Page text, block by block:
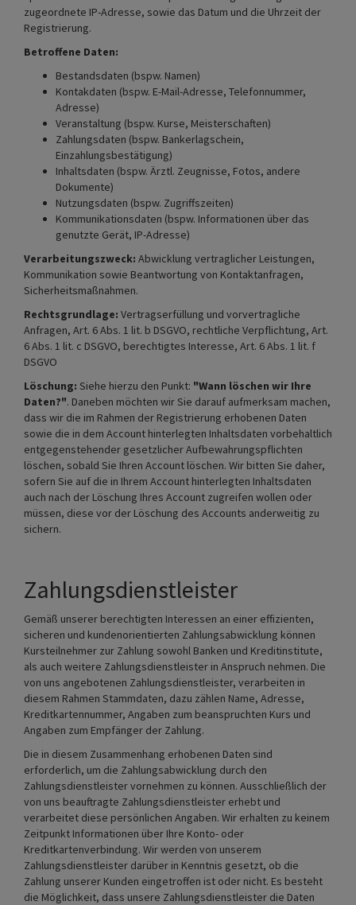
zugeordnete IP-Adresse, sowie das Datum und die Uhrzeit der
Registrierung.
Betroffene Daten:
Bestandsdaten (bspw. Namen)
Kontakdaten (bspw. E-Mail-Adresse, Telefonnummer,
Adresse)
Veranstaltung (bspw. Kurse, Meisterschaften)
Zahlungsdaten (bspw. Bankerlagschein,
Einzahlungsbestätigung)
Inhaltsdaten (bspw. Ärztl. Zeugnisse, Fotos, andere
Dokumente)
Nutzungsdaten (bspw. Zugriffszeiten)
Kommunikationsdaten (bspw. Informationen über das
genutzte Gerät, IP-Adresse)
Verarbeitungszweck: Abwicklung vertraglicher Leistungen,
Kommunikation sowie Beantwortung von Kontaktanfragen,
Sicherheitsmaßnahmen.
Rechtsgrundlage: Vertragserfüllung und vorvertragliche
Anfragen, Art. 6 Abs. 1 lit. b DSGVO, rechtliche Verpflichtung, Art.
6 Abs. 1 lit. c DSGVO, berechtigtes Interesse, Art. 6 Abs. 1 lit. f
DSGVO
Löschung: Siehe hierzu den Punkt: "Wann löschen wir Ihre
Daten?". Daneben möchten wir Sie darauf aufmerksam machen,
dass wir die im Rahmen der Registrierung erhobenen Daten
sowie die in dem Account hinterlegten Inhaltsdaten vorbehaltlich
entgegenstehender gesetzlicher Aufbewahrungspflichten
löschen, sobald Sie Ihren Account löschen. Wir bitten Sie daher,
sofern Sie auf die in Ihrem Account hinterlegten Inhaltsdaten
auch nach der Löschung Ihres Account zugreifen wollen oder
müssen, diese vor der Löschung des Accounts anderweitig zu
sichern.
Zahlungsdienstleister
Gemäß unserer berechtigten Interessen an einer effizienten,
sicheren und kundenorientierten Zahlungsabwicklung können
Kursteilnehmer zur Zahlung sowohl Banken und Kreditinstitute,
als auch weitere Zahlungsdienstleister in Anspruch nehmen. Die
von uns angebotenen Zahlungsdienstleister, verarbeiten in
diesem Rahmen Stammdaten, dazu zählen Name, Adresse,
Kreditkartennummer, Angaben zum beanspruchten Kurs und
Angaben zum Empfänger der Zahlung.
Die in diesem Zusammenhang erhobenen Daten sind
erforderlich, um die Zahlungsabwicklung durch den
Zahlungsdienstleister vornehmen zu können. Ausschließlich der
von uns beauftragte Zahlungsdienstleister erhebt und
verarbeitet diese persönlichen Angaben. Wir erhalten zu keinem
Zeitpunkt Informationen über Ihre Konto- oder
Kreditkartenverbindung. Wir werden von unserem
Zahlungsdienstleister darüber in Kenntnis gesetzt, ob die
Zahlung unserer Kunden eingetroffen ist oder nicht. Es besteht
die Möglichkeit, dass unsere Zahlungsdienstleister die Daten